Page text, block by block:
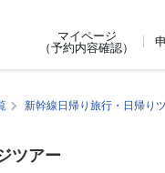
マイページ
（予約内容確認）
新幹線日帰り旅行・日帰り
ツアー